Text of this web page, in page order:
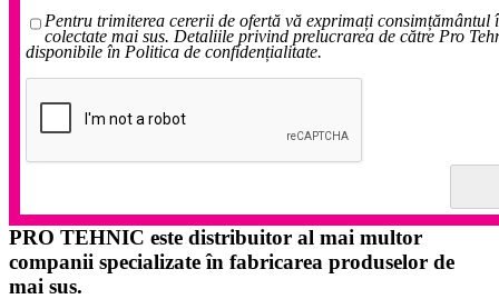
Pentru trimiterea cererii de ofertă vă exprimați
colectate mai sus. Detaliile privind prelucrarea de către Pro
disponibile în Politica de confidențialitate.
PRO TEHNIC este distribuitor al mai multor
companii specializate în fabricarea produselor de
mai sus.